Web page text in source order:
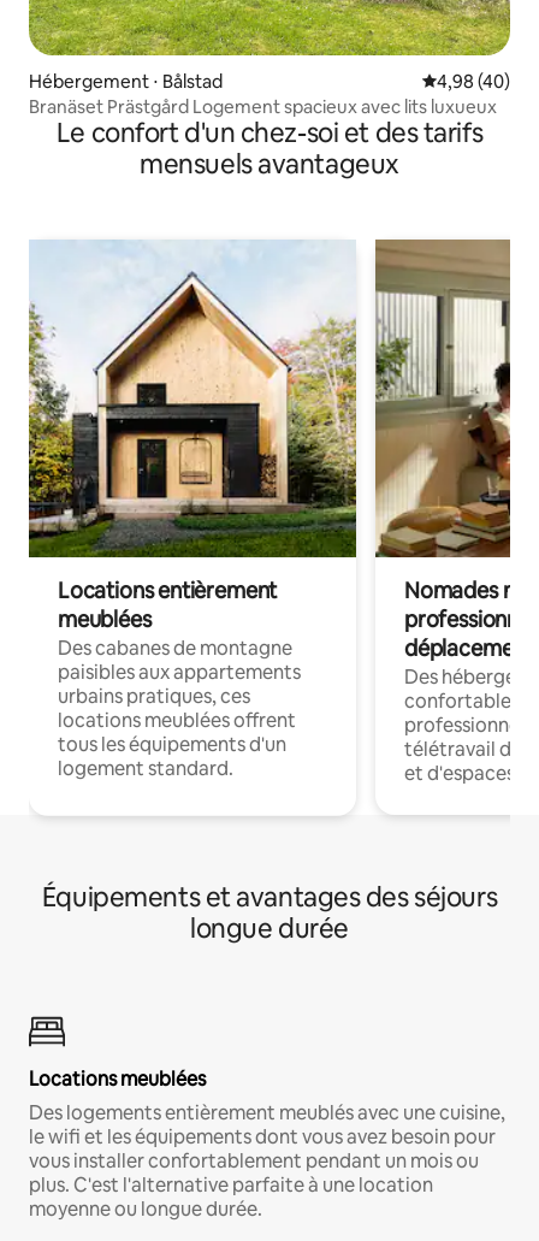
Hébergement ⋅ Bålstad Évaluation
4,98 (40)
Branäset Prästgård Logement spacieux avec lits luxueux
Le confort d'un chez-soi et des tarifs
mensuels avantageux
Locations entièrement
meublées
Des cabanes de montagne
paisibles aux appartements
urbains pratiques, ces
locations meublées offrent
tous les équipements d'un
logement standard.
Nomades
déplacement
Des
confortables
professionnels
télétravail
et d'espaces
Équipements et avantages des séjours
longue durée
Locations meublées
Des logements entièrement meublés avec une cuisine,
le wifi et les équipements dont vous avez besoin pour
vous installer confortablement pendant un mois ou
plus. C'est l'alternative parfaite à une location
moyenne ou longue durée.